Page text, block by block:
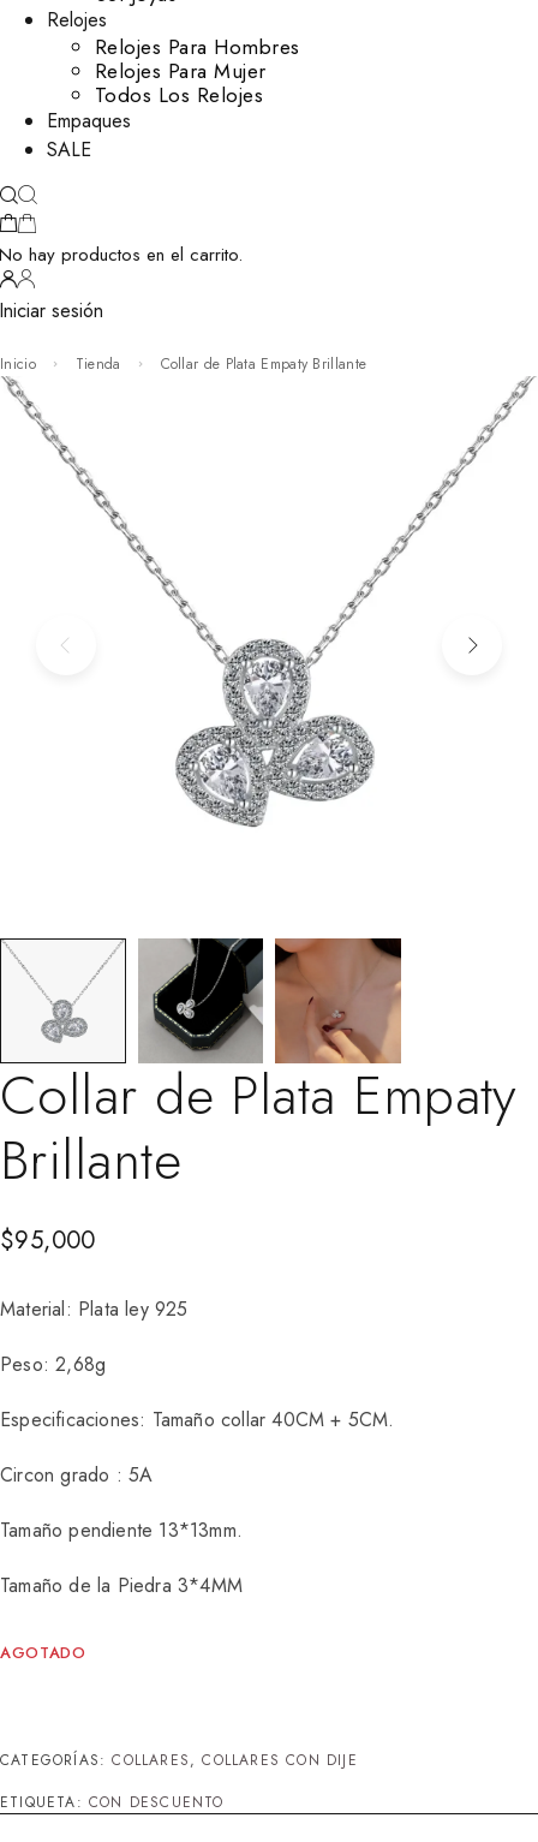
Relojes
Relojes Para Hombres
Relojes Para Mujer
Todos Los Relojes
Empaques
SALE
hay productos en el carrito.
sesión
Inicio Tienda Collar de Plata Empaty Brillante
Collar de Plata Empaty
Brillante
$95,000
Material: Plata ley 925
Peso: 2,68g
Especificaciones: Tamaño collar 40CM + 5CM.
Circon grado : 5A
Tamaño pendiente 13*13mm.
Tamaño de la Piedra 3*4MM
AGOTADO
CATEGORÍAS:COLLARES,COLLARES CON DIJE
ETIQUETA: CON DESCUENTO